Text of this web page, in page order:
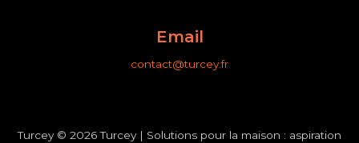
Email
contact@turcey.fr
Turcey © 2026 Turcey | Solutions pour la maison : aspiration